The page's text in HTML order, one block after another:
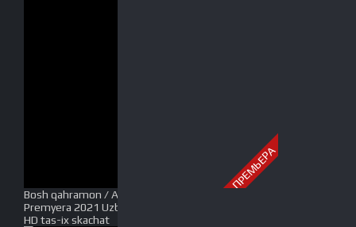
ПРЕМЬЕРА
Bosh qahramon / Asosiy qaxramon / Erkin yigit
Premyera 2021 Uzbek tilida O'zbekcha tarjima kino
HD tas-ix skachat